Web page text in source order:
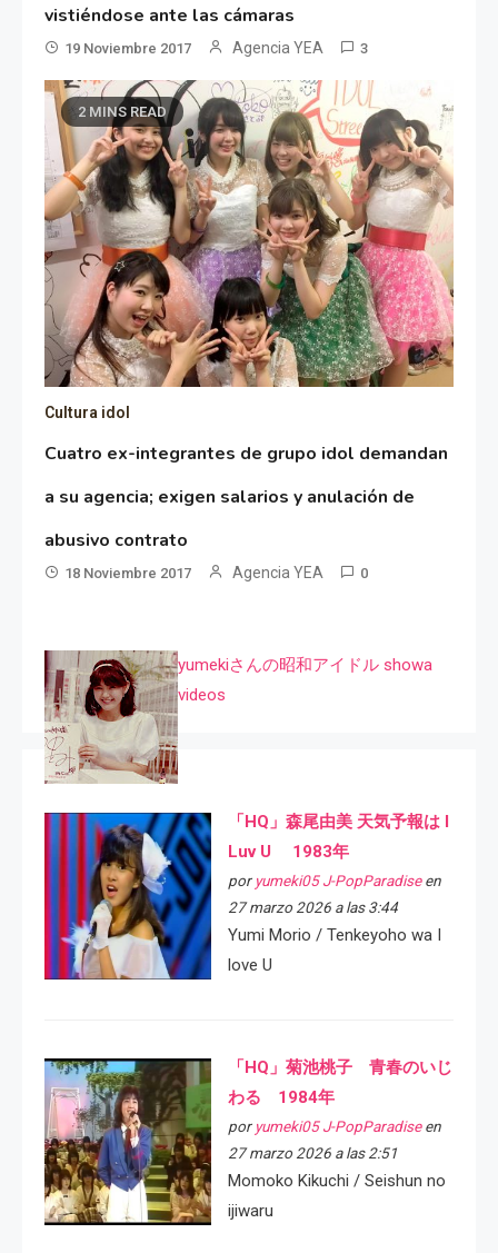
vistiéndose ante las cámaras
19 Noviembre 2017 Agencia YEA 3
2 MINS READ
Cultura idol
Cuatro ex-integrantes de grupo idol demandan
a su agencia; exigen salarios y anulación de
abusivo contrato
18 Noviembre 2017 Agencia YEA 0
yumekiさんの昭和アイドル showa
videos
「HQ」森尾由美 天気予報は I
Luv U 1983年
por yumeki05 J-PopParadiseen
27 marzo 2026 a las 3:44
Yumi Morio / Tenkeyoho wa I
love U
「HQ」菊池桃子 青春のいじ
わる 1984年
por yumeki05 J-PopParadiseen
27 marzo 2026 a las 2:51
Momoko Kikuchi / Seishun no
ijiwaru